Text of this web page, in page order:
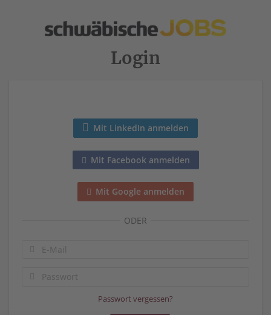
Login
Mit LinkedIn anmelden
Mit Facebook anmelden
Mit Google anmelden
ODER
Passwort vergessen?